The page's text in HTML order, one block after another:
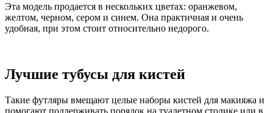
Эта модель продается в нескольких цветах: оранжевом,
желтом, черном, сером и синем. Она практичная и очень
удобная, при этом стоит относительно недорого.
Лучшие тубусы для кистей
Такие футляры вмещают целые наборы кистей для макияжа и